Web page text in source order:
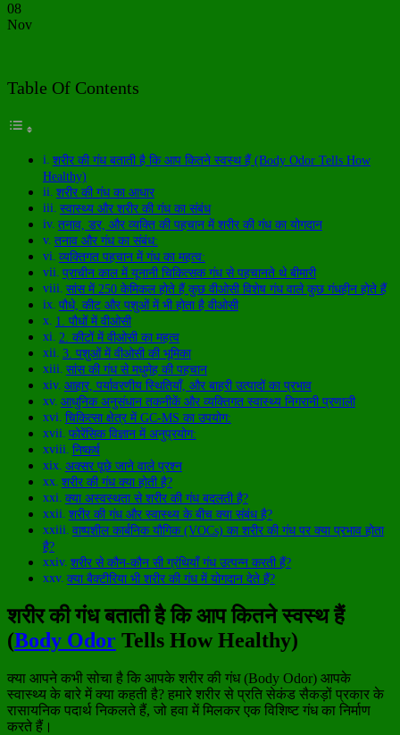
08
Nov
Table Of Contents
शरीर की गंध बताती है कि आप कितने स्वस्थ हैं (Body Odor Tells How
Healthy)
शरीर की गंध का आधार
स्वास्थ्य और शरीर की गंध का संबंध
तनाव, डर, और व्यक्ति की पहचान में शरीर की गंध का योगदान
तनाव और गंध का संबंध:
व्यक्तिगत पहचान में गंध का महत्व:
प्राचीन काल में यूनानी चिकित्सक गंध से पहचानते थे बीमारी
सांस में 250 केमिकल होते हैं कुछ वीओसी विशेष गंध वाले कुछ गंधहीन होते हैं
पौधे, कीट और पशुओं में भी होता है वीओसी
1. पौधों में वीओसी
2. कीटों में वीओसी का महत्व
3. पशुओं में वीओसी की भूमिका
सांस की गंध से मधुमेह की पहचान
आहार, पर्यावरणीय स्थितियाँ, और बाहरी उत्पादों का प्रभाव
आधुनिक अनुसंधान तकनीकें और व्यक्तिगत स्वास्थ्य निगरानी प्रणाली
चिकित्सा क्षेत्र में GC-MS का उपयोग:
फोरेंसिक विज्ञान में अनुप्रयोग:
निष्कर्ष
अक्सर पूछे जाने वाले प्रश्न
शरीर की गंध क्या होती है?
क्या अस्वस्थता से शरीर की गंध बदलती है?
शरीर की गंध और स्वास्थ्य के बीच क्या संबंध है?
वाष्पशील कार्बनिक यौगिक (VOCs) का शरीर की गंध पर क्या प्रभाव होता
है?
शरीर से कौन-कौन सी ग्रंथियाँ गंध उत्पन्न करती हैं?
क्या बैक्टीरिया भी शरीर की गंध में योगदान देते हैं?
शरीर की गंध बताती है कि आप कितने स्वस्थ हैं
(Body Odor Tells How Healthy)
क्या आपने कभी सोचा है कि आपके शरीर की गंध (Body Odor) आपके
स्वास्थ्य के बारे में क्या कहती है? हमारे शरीर से प्रति सेकंड सैकड़ों प्रकार के
रासायनिक पदार्थ निकलते हैं, जो हवा में मिलकर एक विशिष्ट गंध का निर्माण
करते हैं।